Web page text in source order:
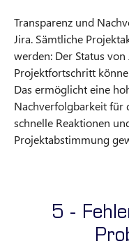
Transparenz und
Jira. Sämtliche
werden: Der Status
Projektfortschritt
Das ermöglicht eine
Nachverfolgbarkeit für
schnelle Reaktionen
Projektabstimmung
5 -